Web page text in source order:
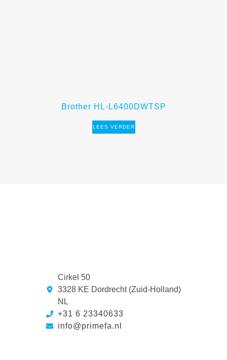
Brother HL-L6400DWTSP
LEES VERDER
Cirkel 50
3328 KE Dordrecht (Zuid-Holland)
NL
+31 6 23340633
info@primefa.nl